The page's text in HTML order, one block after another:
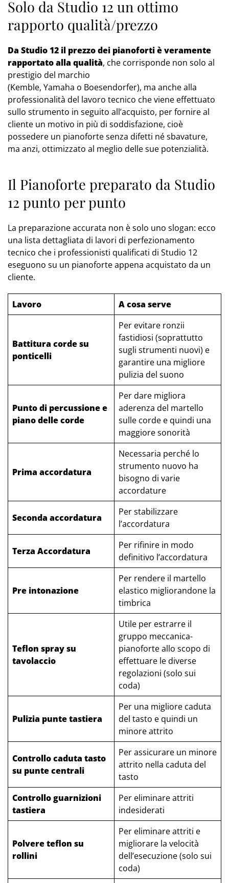
Solo da Studio 12 un ottimo
rapporto qualità/prezzo
Da Studio 12 il prezzo dei pianoforti è veramente
rapportato alla qualità, che corrisponde non solo al
prestigio del marchio
(Kemble, Yamaha o Boesendorfer), ma anche alla
professionalità del lavoro tecnico che viene effettuato
sullo strumento in seguito all’acquisto, per fornire al
cliente un motivo in più di soddisfazione, cioè
possedere un pianoforte senza difetti né sbavature,
ma anzi, ottimizzato al meglio delle sue potenzialità.
Il Pianoforte preparato da Studio
12 punto per punto
La preparazione accurata non è solo uno slogan: ecco
una lista dettagliata di lavori di perfezionamento
tecnico che i professionisti qualificati di Studio 12
eseguono su un pianoforte appena acquistato da un
cliente.
Lavoro A cosa serve
Battitura corde su
ponticelli
Per evitare ronzii
fastidiosi (soprattutto
sugli strumenti nuovi) e
garantire una migliore
pulizia del suono
Punto di percussione e
piano delle corde
Per dare migliora
aderenza del martello
sulle corde e quindi una
maggiore sonorità
Prima accordatura
Necessaria perché lo
strumento nuovo ha
bisogno di varie
accordature
Seconda accordatura
Per stabilizzare
l’accordatura
Terza Accordatura
Per rifinire in modo
definitivo l’accordatura
Pre intonazione
Per rendere il martello
elastico migliorandone la
timbrica
Teflon spray su
tavolaccio
Utile per estrarre il
gruppo meccanica-
pianoforte allo scopo di
effettuare le diverse
regolazioni (solo sui
coda)
Pulizia punte tastiera
Per una migliore caduta
del tasto e quindi un
minore attrito
Controllo caduta tasto
su punte centrali
Per assicurare un minore
attrito nella caduta del
tasto
Controllo guarnizioni
tastiera
Per eliminare attriti
indesiderati
Polvere teflon su
rollini
Per eliminare attriti e
migliorare la velocità
dell’esecuzione (solo sui
coda)